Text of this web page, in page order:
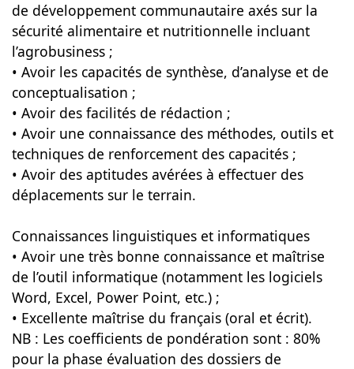
de développement communautaire axés sur la
sécurité alimentaire et nutritionnelle incluant
l’agrobusiness ;
• Avoir les capacités de synthèse, d’analyse et de
conceptualisation ;
• Avoir des facilités de rédaction ;
• Avoir une connaissance des méthodes, outils et
techniques de renforcement des capacités ;
• Avoir des aptitudes avérées à effectuer des
déplacements sur le terrain.
Connaissances linguistiques et informatiques
• Avoir une très bonne connaissance et maîtrise
de l’outil informatique (notamment les logiciels
Word, Excel, Power Point, etc.) ;
• Excellente maîtrise du français (oral et écrit).
NB : Les coefficients de pondération sont : 80%
pour la phase évaluation des dossiers de